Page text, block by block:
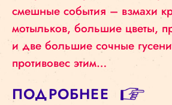
смешные события – взмахи
мотыльков, большие цветы,
и две большие сочные
противовес этим…
ПОДРОБНЕЕ